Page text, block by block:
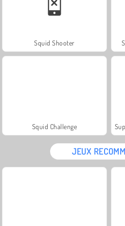
Squid Shooter
Squid Challenge
JEUX